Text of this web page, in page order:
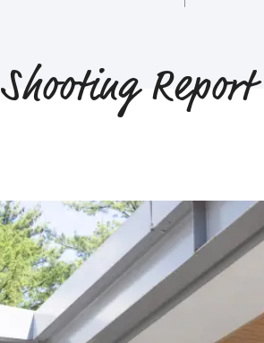
Shooting Report